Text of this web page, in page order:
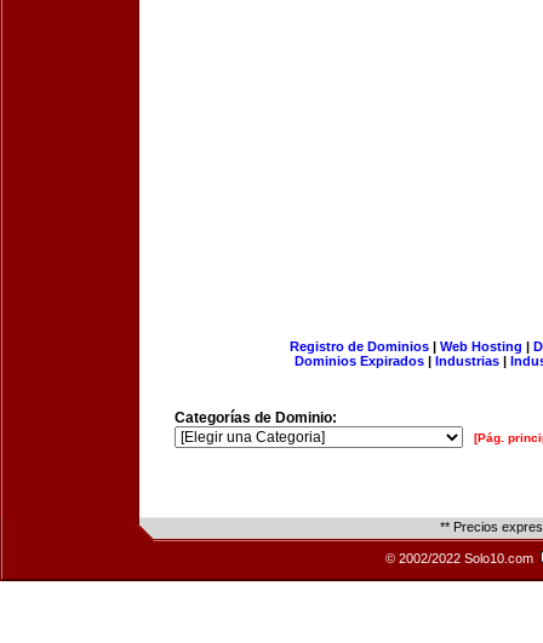
Registro de Dominios| Web Hosting |
Dominios Expirados | Industrias |
Categorías de Dominio:
[Pág.
** Precios
© 2002/2022 Solo10.com